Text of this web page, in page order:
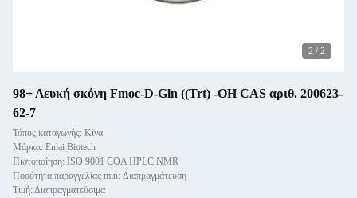
2 / 2
98+ Λευκή σκόνη Fmoc-D-Gln ((Trt) -OH CAS αριθ. 200623-
62-7
Τόπος καταγωγής: Κίνα
Μάρκα: Enlai Biotech
Πιστοποίηση: ISO 9001 COA HPLC NMR
Ποσότητα παραγγελίας min: Διαπραγμάτευση
Τιμή: Διαπραγματεύσιμα